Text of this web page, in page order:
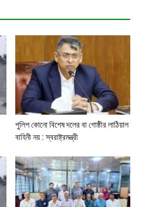
পুলিশ কোনো বিশেষ দলের বা গোষ্ঠীর লাঠিয়াল
বাহিনী নয় : স্বরাষ্ট্রমন্ত্রী